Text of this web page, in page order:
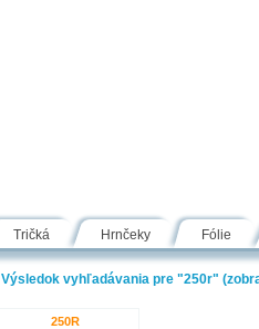
Tričká Hrnčeky Fólie
Výsledok vyhľadávania pre "250r"
250R